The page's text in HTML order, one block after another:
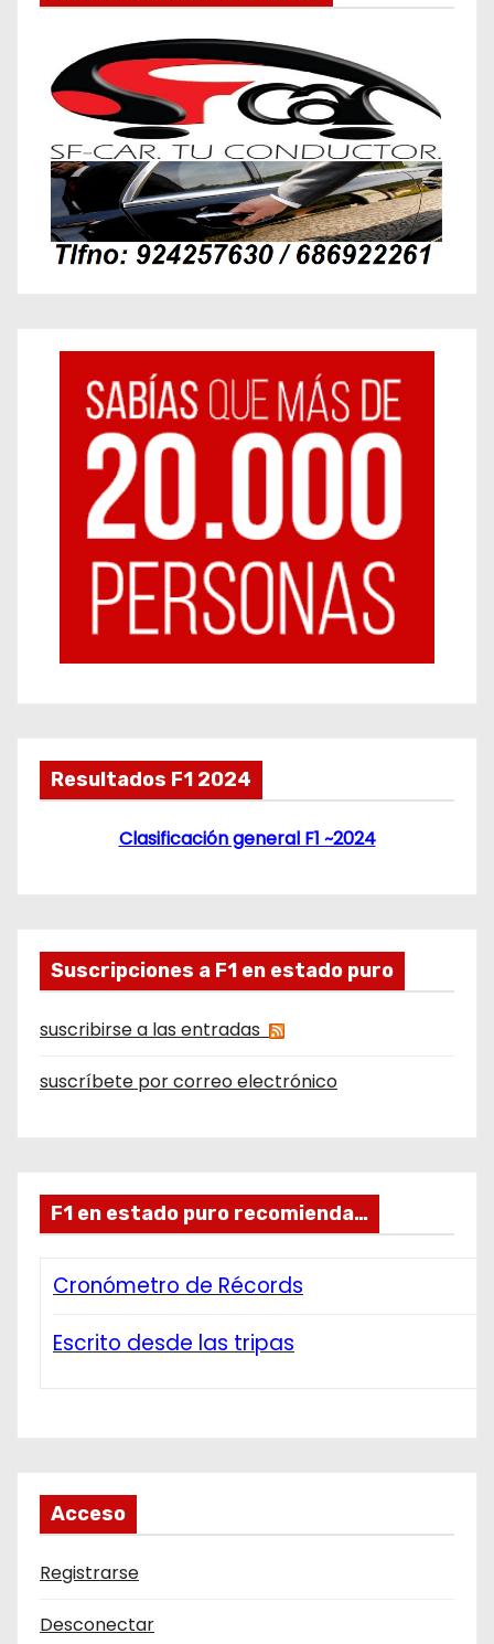
Resultados F1 2024
Clasificación general F1 ~2024
Suscripciones a F1 en estado puro
suscribirse a las entradas
suscríbete por correo electrónico
F1 en estado puro recomienda…
Cronómetro de Récords
Escrito desde las tripas
Acceso
Registrarse
Desconectar